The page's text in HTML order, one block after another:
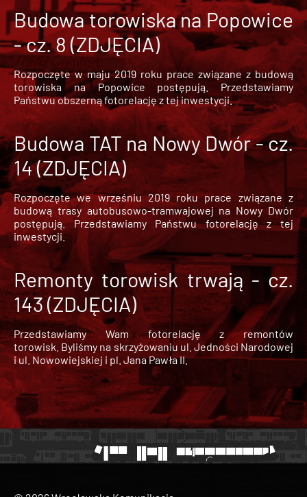
Budowa torowiska na Popowice
- cz. 8 (ZDJĘCIA)
Rozpoczęte w maju 2019 roku prace związane z budową
torowiska na Popowice
postępują. Przedstawiamy
Państwu obszerną fotorelację z tej inwestycji.
Budowa TAT na Nowy Dwór - cz.
14 (ZDJĘCIA)
Rozpoczęte we wrześniu 2019 roku prace związane z
budową trasy autobusowo-tramwajowej na Nowy Dwór
postępują. Przedstawiamy Państwu fotorelację z tej
inwestycji.
Remonty torowisk trwają - cz.
143 (ZDJĘCIA)
Przedstawiamy Wam fotorelację z remontów
torowisk. Byliśmy na skrzyżowaniu ul. Jedności Narodowej
i ul. Nowowiejskiej i pl. Jana Pawła II.